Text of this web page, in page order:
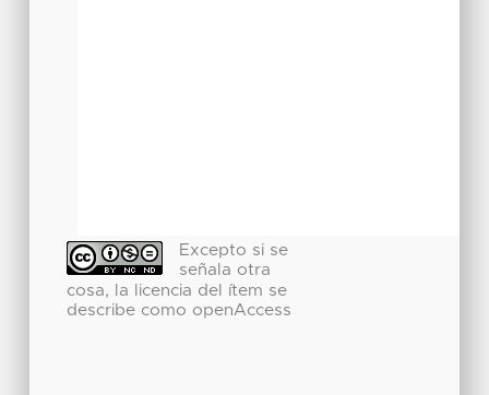
Excepto si se
señala otra
cosa, la licencia del ítem se
describe como openAccess